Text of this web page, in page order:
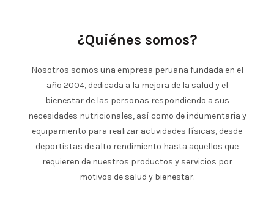
Nosotros
¿Quiénes somos?
Nosotros somos una empresa peruana fundada en el
año 2004, dedicada a la mejora de la salud y el
bienestar de las personas respondiendo a sus
necesidades nutricionales, así como de indumentaria y
equipamiento para realizar actividades físicas, desde
deportistas de alto rendimiento hasta aquellos que
requieren de nuestros productos y servicios por
motivos de salud y bienestar.